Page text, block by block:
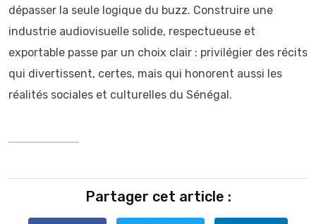
dépasser la seule logique du buzz. Construire une
industrie audiovisuelle solide, respectueuse et
exportable passe par un choix clair : privilégier des récits
qui divertissent, certes, mais qui honorent aussi les
réalités sociales et culturelles du Sénégal.
Partager cet article :